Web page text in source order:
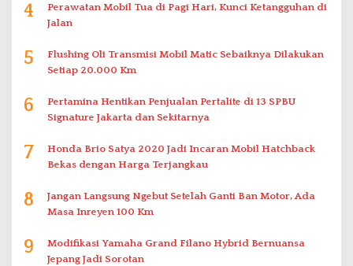
4
Perawatan Mobil Tua di Pagi Hari, Kunci Ketangguhan di
Jalan
5
Flushing Oli Transmisi Mobil Matic Sebaiknya Dilakukan
Setiap 20.000 Km
6
Pertamina Hentikan Penjualan Pertalite di 13 SPBU
Signature Jakarta dan Sekitarnya
7
Honda Brio Satya 2020 Jadi Incaran Mobil Hatchback
Bekas dengan Harga Terjangkau
8
Jangan Langsung Ngebut Setelah Ganti Ban Motor, Ada
Masa Inreyen 100 Km
9
Modifikasi Yamaha Grand Filano Hybrid Bernuansa
Jepang Jadi Sorotan